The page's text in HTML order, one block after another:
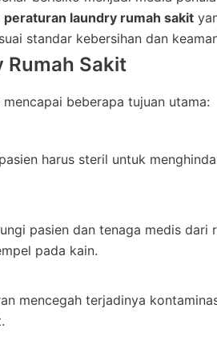
peraturan laundry rumah sakit
standar kebersihan dan
Rumah Sakit
beberapa tujuan utama:
harus steril untuk
pasien dan tenaga medis dari
pada kain.
mencegah terjadinya